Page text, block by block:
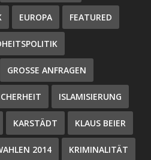
EUROPA FEATURED
GROSSE ANFRAGEN
ISLAMISIERUNG
KARSTÄDT KLAUS BEIER
2014 KRIMINALITÄT